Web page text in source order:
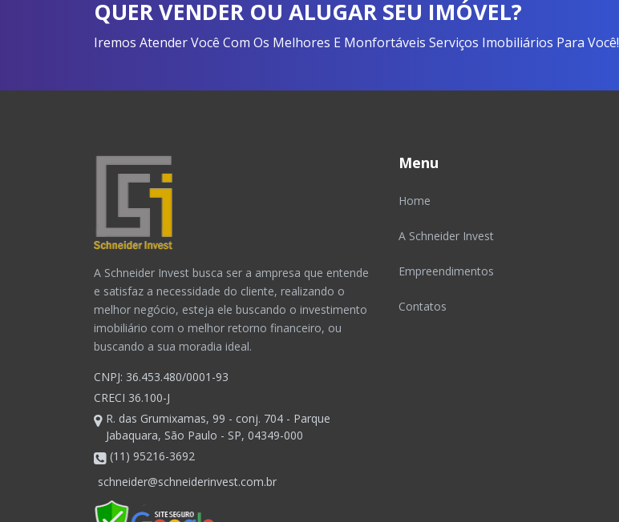
QUER VENDER OU ALUGAR SEU IMÓVEL?
Iremos Atender Você Com Os Melhores E Monfortáveis Serviços Imobiliários Para Você!
A Schneider Invest busca ser a ampresa que entende
e satisfaz a necessidade do cliente, realizando o
melhor negócio, esteja ele buscando o investimento
imobiliário com o melhor retorno financeiro, ou
buscando a sua moradia ideal.
CNPJ: 36.453.480/0001-93
CRECI 36.100-J
R. das Grumixamas, 99 - conj. 704 - Parque
Jabaquara, São Paulo - SP, 04349-000
(11) 95216-3692
schneider@schneiderinvest.com.br
Menu
Home
A Schneider Invest
Empreendimentos
Contatos